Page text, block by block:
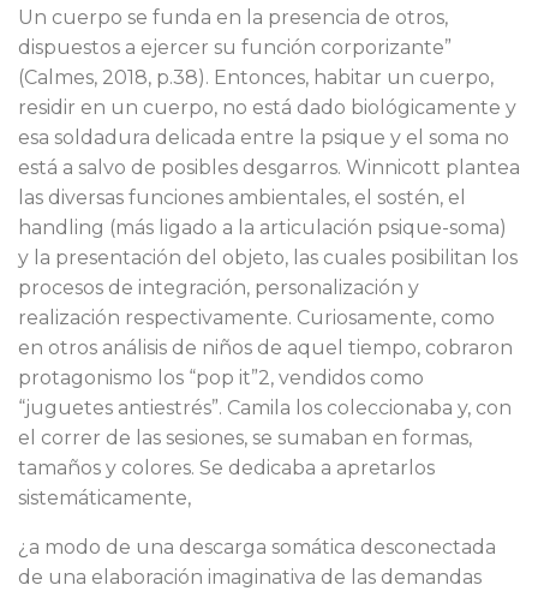
Un cuerpo se funda en la presencia de otros,
dispuestos a ejercer su función corporizante”
(Calmes, 2018, p.38). Entonces, habitar un cuerpo,
residir en un cuerpo, no está dado biológicamente y
esa soldadura delicada entre la psique y el soma no
está a salvo de posibles desgarros. Winnicott plantea
las diversas funciones ambientales, el sostén, el
handling (más ligado a la articulación psique-soma)
y la presentación del objeto, las cuales posibilitan los
procesos de integración, personalización y
realización respectivamente. Curiosamente, como
en otros análisis de niños de aquel tiempo, cobraron
protagonismo los “pop it”2, vendidos como
“juguetes antiestrés”. Camila los coleccionaba y, con
el correr de las sesiones, se sumaban en formas,
tamaños y colores. Se dedicaba a apretarlos
sistemáticamente,
¿a modo de una descarga somática desconectada
de una elaboración imaginativa de las demandas